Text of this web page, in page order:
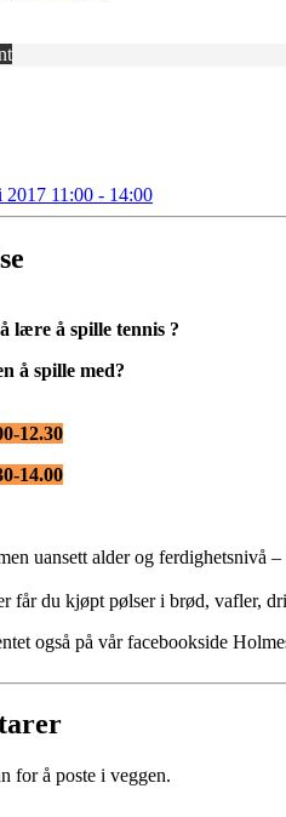
2017 11:00 - 14:00
lære å spille tennis ?
å spille med?
12.30
14.00
uansett alder og ferdighetsnivå
får du kjøpt pølser i brød, vafler,
også på vår facebookside
for å poste i veggen.